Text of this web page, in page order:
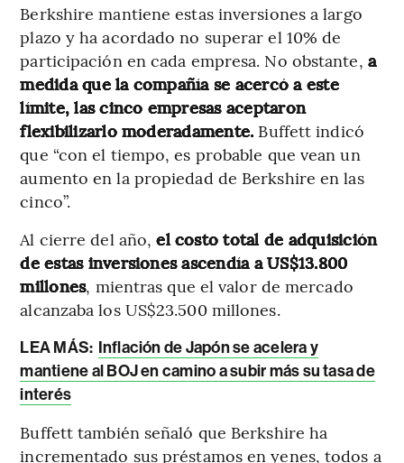
Berkshire mantiene estas inversiones a largo
plazo y ha acordado no superar el 10% de
participación en cada empresa. No obstante, a
medida que la compañía se acercó a este
límite, las cinco empresas aceptaron
flexibilizarlo moderadamente. Buffett indicó
que “con el tiempo, es probable que vean un
aumento en la propiedad de Berkshire en las
cinco”​.
Al cierre del año,el costo total de adquisición
de estas inversiones ascendía a US$13.800
millones, mientras que el valor de mercado
alcanzaba los US$23.500 millones​.
LEA MÁS: Inflación de Japón se acelera y
mantiene al BOJ en camino a subir más su tasa de
interés
Buffett también señaló que Berkshire ha
incrementado sus préstamos en yenes, todos a